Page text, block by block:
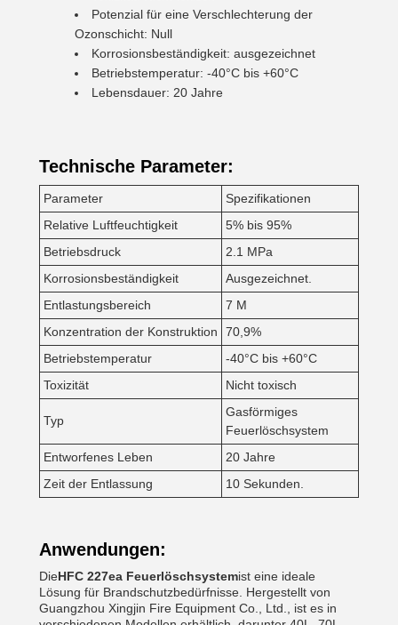
Potenzial für eine Verschlechterung der
Ozonschicht: Null
Korrosionsbeständigkeit: ausgezeichnet
Betriebstemperatur: -40°C bis +60°C
Lebensdauer: 20 Jahre
Technische Parameter:
Parameter
Spezifikationen
Relative Luftfeuchtigkeit
5% bis 95%
Betriebsdruck
2.1 MPa
Korrosionsbeständigkeit
Ausgezeichnet.
Entlastungsbereich
7 M
Konzentration der Konstruktion
70,9%
Betriebstemperatur
-40°C bis +60°C
Toxizität
Nicht toxisch
Typ
Gasförmiges
Feuerlöschsystem
Entworfenes Leben
20 Jahre
Zeit der Entlassung
10 Sekunden.
Anwendungen:
DieHFC 227ea Feuerlöschsystemist eine ideale
Lösung für Brandschutzbedürfnisse. Hergestellt von
Guangzhou Xingjin Fire Equipment Co., Ltd., ist es in